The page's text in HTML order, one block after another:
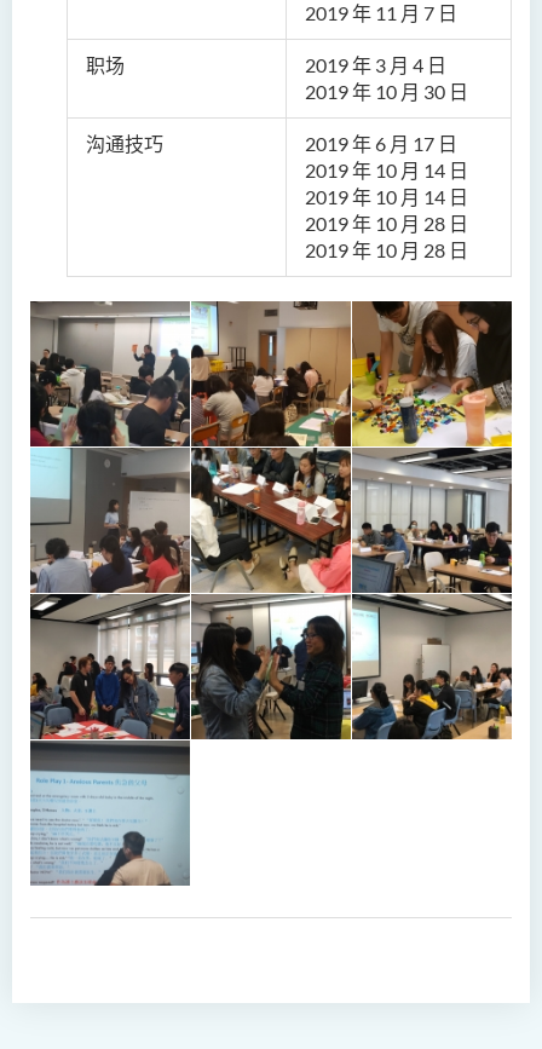
2019 年 11 月 7 日
职场 2019 年 3 月 4 日
2019 年 10 月 30 日
沟通技巧 2019 年6 月 17 日
2019 年 10 月 14 日
2019 年 10 月 14 日
2019 年 10 月 28 日
2019 年 10 月 28 日